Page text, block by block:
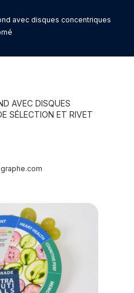
avec disques concentriques
AVEC DISQUES
SÉLECTION ET RIVET